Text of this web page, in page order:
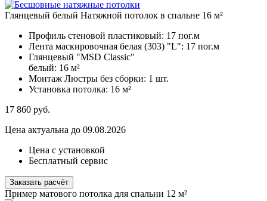
Глянцевый белый Натяжной потолок в спальне 16 м²
Профиль стеновой пластиковый: 17 пог.м
Лента маскировочная белая (303) "L": 17 пог.м
Глянцевый "MSD Classic"
белый: 16 м²
Монтаж Люстры без сборки: 1 шт.
Установка потолка: 16 м²
17 860 руб.
Цена актуальна до 09.08.2026
Цена с установкой
Бесплатный сервис
Заказать расчёт
Пример матового потолка для спальни 12 м²